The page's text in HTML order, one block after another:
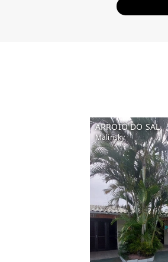
ARROIO DO SAL
Malinsky